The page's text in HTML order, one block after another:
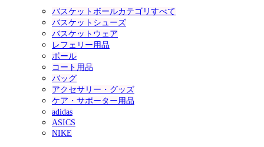
バスケットボールカテゴリすべて
バスケットシューズ
バスケットウェア
レフェリー用品
ボール
コート用品
バッグ
アクセサリー・グッズ
ケア・サポーター用品
adidas
ASICS
NIKE